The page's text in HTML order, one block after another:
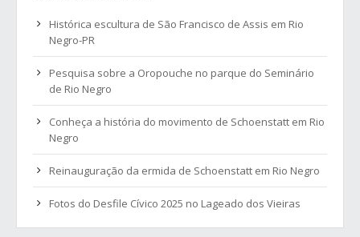
Histórica escultura de São Francisco de Assis em Rio
Negro-PR
Pesquisa sobre a Oropouche no parque do Seminário
de Rio Negro
Conheça a história do movimento de Schoenstatt em Rio
Negro
Reinauguração da ermida de Schoenstatt em Rio Negro
Fotos do Desfile Cívico 2025 no Lageado dos Vieiras